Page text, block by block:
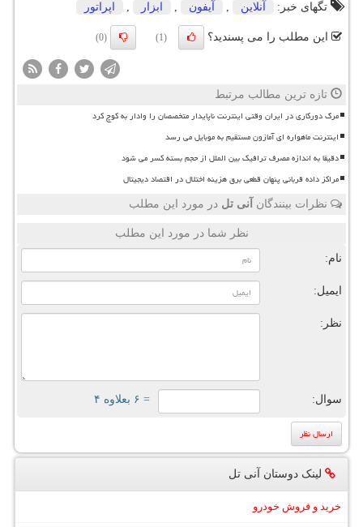
تگهای خبر:
آنلاین , آیفون , ابزار , اپراتور
این مطلب را می پسندید؟ (1)
(0)
تازه ترین مطالب مرتبط
مرگ دورکاری در ایران وقتی اینترنت ناپایدار متخصصان را وادار به کوچ کرد
اینترنت ماهواره ای آمازون مستقیم به موبایل می رسد
دقیقا به اندازه مصرف ترافیک بین الملل از حجم بسته کسر می شود
مراکز داده قربانی پنهان قطعی برق هزینه اختلال در اقتصاد دیجیتال
نظرات بینندگان آنی تل در مورد این مطلب
نظر شما در مورد این مطلب
نام:
ایمیل:
نظر:
سوال: = ۶ بعلاوه ۴
لینک دوستان آنی تل
خرید و فروش خودرو